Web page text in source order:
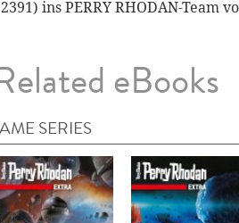
ins PERRY RHODAN-Team
eBooks
SERIES